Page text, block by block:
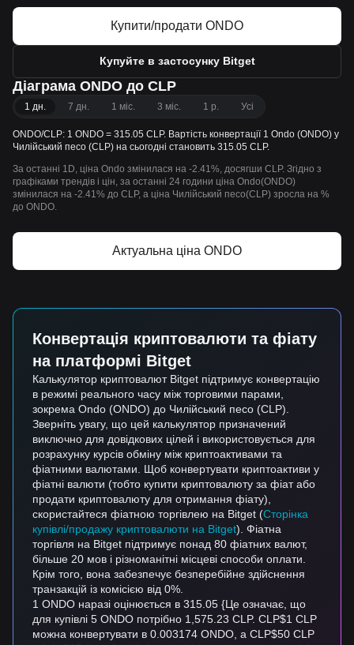
Купити/продати ONDO
Купуйте в застосунку Bitget
Діаграма ONDO до CLP
1 дн. 7 дн. 1 міс. 3 міс. 1 р. Усі
ONDO/CLP: 1 ONDO = 315.05 CLP. Вартість конвертації 1 Ondo (ONDO) у
Чилійський песо (CLP) на сьогодні становить 315.05 CLP.
За останні 1D, ціна Ondo змінилася на -2.41%, досягши CLP. Згідно з
графіками трендів і цін, за останні 24 години ціна Ondo(ONDO)
змінилася на -2.41% до CLP, а ціна Чилійський песо(CLP) зросла на %
до ONDO.
Актуальна ціна ONDO
Конвертація криптовалюти та фіату
на платформі Bitget
Калькулятор криптовалют Bitget підтримує конвертацію
в режимі реального часу між торговими парами,
зокрема Ondo (ONDO) до Чилійський песо (CLP).
Зверніть увагу, що цей калькулятор призначений
виключно для довідкових цілей і використовується для
розрахунку курсів обміну між криптоактивами та
фіатними валютами. Щоб конвертувати криптоактиви у
фіатні валюти (тобто купити криптовалюту за фіат або
продати криптовалюту для отримання фіату),
скористайтеся фіатною торгівлею на Bitget (Сторінка
купівлі/продажу криптовалюти на Bitget). Фіатна
торгівля на Bitget підтримує понад 80 фіатних валют,
більше 20 мов і різноманітні місцеві способи оплати.
Крім того, вона забезпечує безперебійне здійснення
транзакцій із комісією від 0%.
1 ONDO наразі оцінюється в 315.05 {Це означає, що
для купівлі 5 ONDO потрібно 1,575.23 CLP. CLP$1 CLP
можна конвертувати в 0.003174 ONDO, а CLP$50 CLP